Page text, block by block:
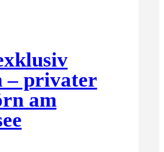
– privater
am